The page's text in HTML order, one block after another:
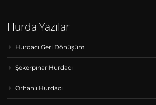
Hurda Yazılar
Hurdacı Geri Dönüşüm
Şekerpınar Hurdacı
Orhanlı Hurdacı